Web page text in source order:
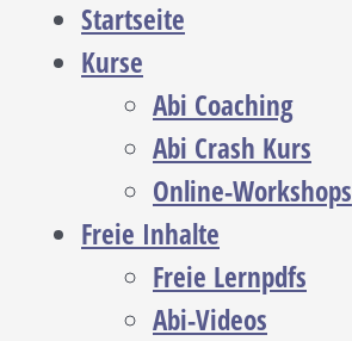
Startseite
Kurse
Abi Coaching
Abi Crash Kurs
Online-Workshops
Freie Inhalte
Freie Lernpdfs
Abi-Videos